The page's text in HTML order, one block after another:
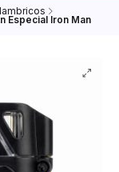
Especial Iron Man